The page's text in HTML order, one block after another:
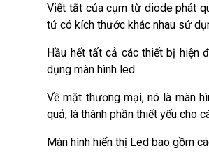
Viết tắt của cụm từ diode phát
tử có kích thước khác nhau sử
Hầu hết tất cả các thiết bị hiện
dụng màn hình led.
Về mặt thương mại, nó là màn
quả, là thành phần thiết yếu cho
Màn hình hiển thị Led bao gồm